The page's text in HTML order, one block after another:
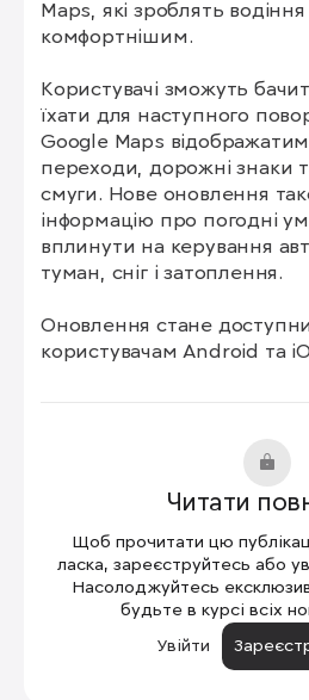
Maps, які зроблять
комфортнішим.
Користувачі зможуть
їхати для наступного
Google Maps
переходи, дорожні знаки
смуги. Нове оновлення
інформацію про погодні
вплинути на керування
туман, сніг і затоплення.
Оновлення стане
користувачам Android та
Читати
Щоб прочитати цю
ласка, зареєструйтесь або
Насолоджуйтесь
будьте в курсі всіх
Увійти